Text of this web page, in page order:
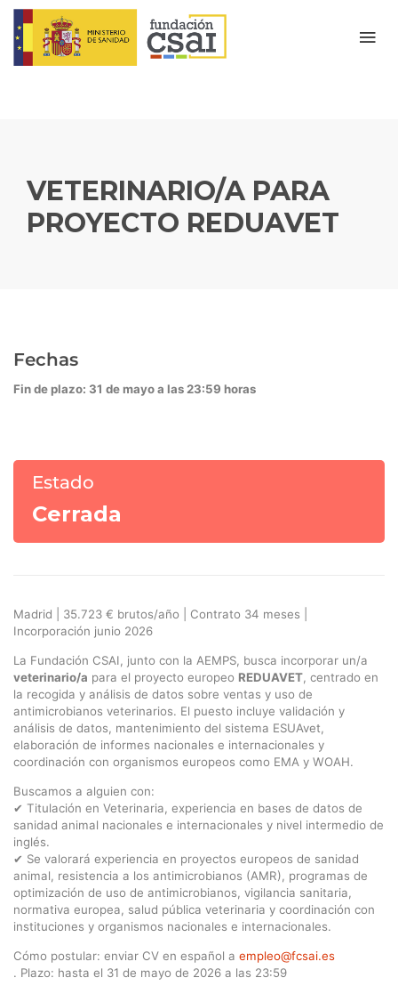
VETERINARIO/A PARA
PROYECTO REDUAVET
Fechas
Fin de plazo: 31 de mayo a las 23:59 horas
Estado
Cerrada
Madrid | 35.723 € brutos/año | Contrato 34 meses |
Incorporación junio 2026
La Fundación CSAI, junto con la AEMPS, busca incorporar un/a
veterinario/a para el proyecto europeo REDUAVET, centrado en
la recogida y análisis de datos sobre ventas y uso de
antimicrobianos veterinarios. El puesto incluye validación y
análisis de datos, mantenimiento del sistema ESUAvet,
elaboración de informes nacionales e internacionales y
coordinación con organismos europeos como EMA y WOAH.
Buscamos a alguien con:
✔ Titulación en Veterinaria, experiencia en bases de datos de
sanidad animal nacionales e internacionales y nivel intermedio de
inglés.
✔ Se valorará experiencia en proyectos europeos de sanidad
animal, resistencia a los antimicrobianos (AMR), programas de
optimización de uso de antimicrobianos, vigilancia sanitaria,
normativa europea, salud pública veterinaria y coordinación con
instituciones y organismos nacionales e internacionales.
Cómo postular: enviar CV en español a empleo@fcsai.es
. Plazo: hasta el 31 de mayo de 2026 a las 23:59